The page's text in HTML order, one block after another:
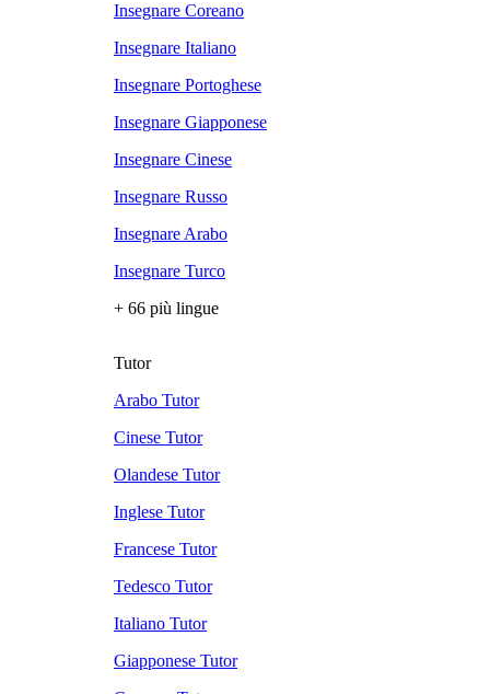
Insegnare Coreano
Insegnare Italiano
Insegnare Portoghese
Insegnare Giapponese
Insegnare Cinese
Insegnare Russo
Insegnare Arabo
Insegnare Turco
+ 66 più lingue
Tutor
Arabo Tutor
Cinese Tutor
Olandese Tutor
Inglese Tutor
Francese Tutor
Tedesco Tutor
Italiano Tutor
Giapponese Tutor